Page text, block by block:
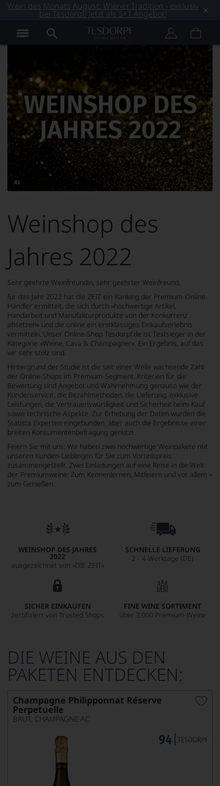
Wein des Monats August: Wiener Tradition - exklusiv
bei Tesdorpf! Jetzt als 5+1 Angebot!
Dieses
mithilfe
von
KI
verändert.
Weinshop des
Jahres 2022
Sehr geehrte Weinfreundin, sehr geehrter Weinfreund,
für das Jahr 2022 hat die ZEIT ein Ranking der Premium-Online-
Händler ermittelt, die sich durch »hochwertige Artikel,
Handarbeit und Manufakturprodukte von der Konkurrenz
absetzen« und die online ein erstklassiges Einkaufserlebnis
vermitteln. Unser Online-Shop Tesdorpf.de ist Testsieger in der
Kategorie »Weine, Cava & Champagner«. Ein Ergebnis, auf das
wir sehr stolz sind.
Hintergrund der Studie ist die seit einer Weile wachsende Zahl
der Online-Shops im Premium-Segment. Kriterien für die
Bewertung sind Angebot und Wahrnehmung genauso wie der
Kundenservice, die Bezahlmethoden, die Lieferung, exklusive
Leistungen, die Vertrauenswürdigkeit und Sicherheit beim Kauf
sowie technische Aspekte. Zur Erhebung der Daten wurden die
Statista Experten eingebunden, aber auch die Ergebnisse einer
breiten Konsumentenbefragung genutzt.
Feiern Sie mit uns: Wir haben zwei hochwertige Weinpakete mit
unseren Kunden-Lieblingen für Sie zum Vorteilspreis
zusammengestellt. Zwei Einladungen auf eine Reise in die Welt
der Premiumweine: Zum Kennenlernen, Mitfeiern und vor allem –
zum Genießen.
WEINSHOP DES JAHRES
2022
ausgezeichnet von »DIE ZEIT«
SCHNELLE LIEFERUNG
2 - 4 Werktage (DE)
SICHER EINKAUFEN
zertifiziert von Trusted Shops
FINE WINE SORTIMENT
über 3.000 Premium-Weine
DIE WEINE AUS DEN
PAKETEN ENTDECKEN:
Champagne Philipponnat Réserve
Perpetuelle
BRUT, CHAMPAGNE AC